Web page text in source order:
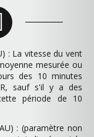
: La vitesse du vent
mesurée ou
des 10 minutes
sauf s'il y a des
période de 10
: (paramètre non